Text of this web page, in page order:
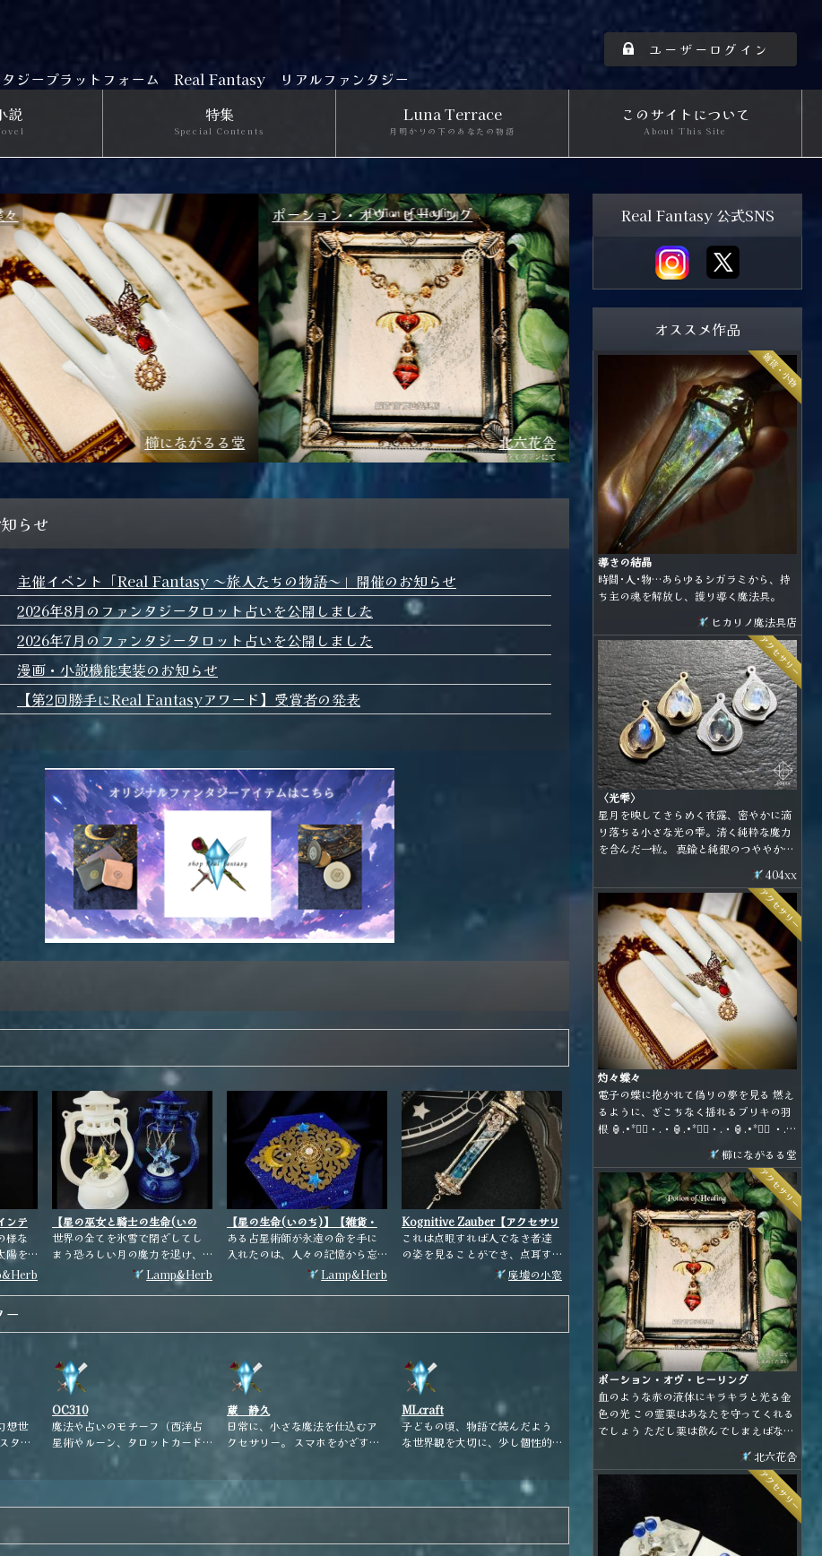
ジープラットフォーム Real Fantasy リアルファンタジー
ユーザーログイン
説 特集
Special Contents
Luna Terrace
月明かりの下のあなたの物語
このサイトについて
About This Site
ン・オヴ・ヒーリング
北六花舎
【Summer Shooting stars】
Lamp&Herb
紅涙のブーセ
櫛にな
知らせ
主催イベント「Real Fantasy ～旅人たちの物語～」開催のお知らせ
2026年8月のファンタジータロット占いを公開しました
2026年7月のファンタジータロット占いを公開しました
漫画・小説機能実装のお知らせ
【第2回勝手にReal Fantasyアワード】受賞者の発表
ンテ
様な
陽を
地を
うだ
あ
し
だ...
【星の巫女と騎士の生命(いの
ち)】【インテリア】
世界の全てを氷雪で閉ざしてし
まう恐ろしい月の魔力を退け、
この世界の秩序を保っている星
の女神を祀っている教会。 人々
の争いにより皆お互いに疑いの
心を持ち、女神への祈りも信仰
も忘れてしまった。 誰からも忘
れられた教会では、若い巫女の
娘がたった一人、信仰を忘れた
人々に代わって寝食を忘れ必死
に祈りを捧げ続けていた。 教会
の前には女神像と巫女を守る為
に、機械人形の騎士が微動だに
せず立ち尽くしている。 虚しく
限界が訪れ、凍てつく月の魔力
た。 しかし、巫女の命がけの祈
Lamp&Herb
【星の生命(いのち)】【雑貨・
小物】
ある占星術師が永遠の命を手に
入れたのは、人々の記憶から忘
れ去られた廃墟の教会にて、女
神像を祀る祭壇の上に置かれて
やかな星の欠片が輝いている。
悩みを持つ人の為、国家の為、
来る日も来る日も相談者は絶え
ず、星を詠み続ける。 星を詠む
毎に少しずつ削れていく自らの
寿命― 箱の中に、占星術師は自
身の魂を仕舞いこんだ。 箱の中
これでもう、自分以外の者の為
いだろう...
Lamp&Herb
Kognitive Zauber【アクセサリ
ー】
これは点眼すれば人でなき者達
の姿を見ることができ、点耳す
ればその者達の声を聞くことが
でき、手に擦りこめばその者達
間も使用は可能だが…彼らは人類
いることが多いから、その形を
見てもどうか驚かないでやって
おくれ。
廃墟の小窓
ー
想世
しま
OC310
魔法や占いのモチーフ（西洋占
星術やルーン、タロットカード
などを用いたチャームや指輪な
人生の推しとの出会いのきっか
蔵 静久
日常に、小さな魔法を仕込むア
クセサリー。 スマホをかざす
MLcraft
子どもの頃、物語で読んだよう
な世界観を大切に、少し個性的
たらいいなを心がけてひとつひ
とつ丁寧に作っています。 日常
を非日常に変える魔法のアイテ
Real Fantasy 公式SNS
オススメ作品
導きの結晶
時間･人･物…あらゆるシガラミから、持
ち主の魂を解放し、護り導く魔法具。
雑貨・小物
ヒカリノ魔法具店
〈光雫〉
星月を映してきらめく夜露、密やかに滴
り落ちる小さな光の雫。清く純粋な魔力
を含んだ一粒。 真鍮と純銀のつややかな
イトとレインボームーンストーンを合わ
せた小粒なアイテムです。 金具の種類は
耳飾り、ネックレス、ブローチから選べ
て、お好きな形態で身に着けることがで
きます。
アクセサリー
404xx
灼々蝶々
電子の蝶に抱かれて偽りの夢を見る 燃え
るように、ぎこちなく揺れるブリキの羽
根 🏮.•*❤️‍🔥・.・🏮.•*❤️‍🔥・.・🏮.•*❤️‍🔥 ・.・
アクセサリー
櫛にながるる堂
ポーション・オヴ・ヒーリング
血のような赤の液体にキラキラと光る金
色の光 この霊薬はあなたを守ってくれる
でしょう ただし薬は飲んでしまえばなく
アクセサリー
北六花舎
アクセサリー